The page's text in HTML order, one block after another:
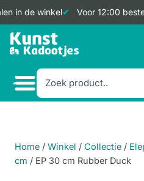
in de winkel Voor 12:00
Doorgaan
naar
Home / Winkel / Collectie /
cm / EP 30 cm Rubber Duck